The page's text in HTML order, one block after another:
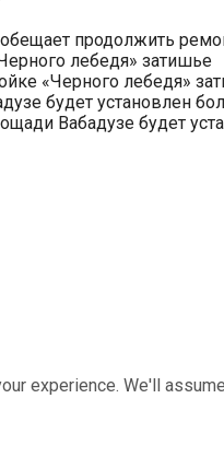
продолжить
лебедя» затишье
«Черного лебедя»
будет установлен
Вабадузе будет
experience. We'll